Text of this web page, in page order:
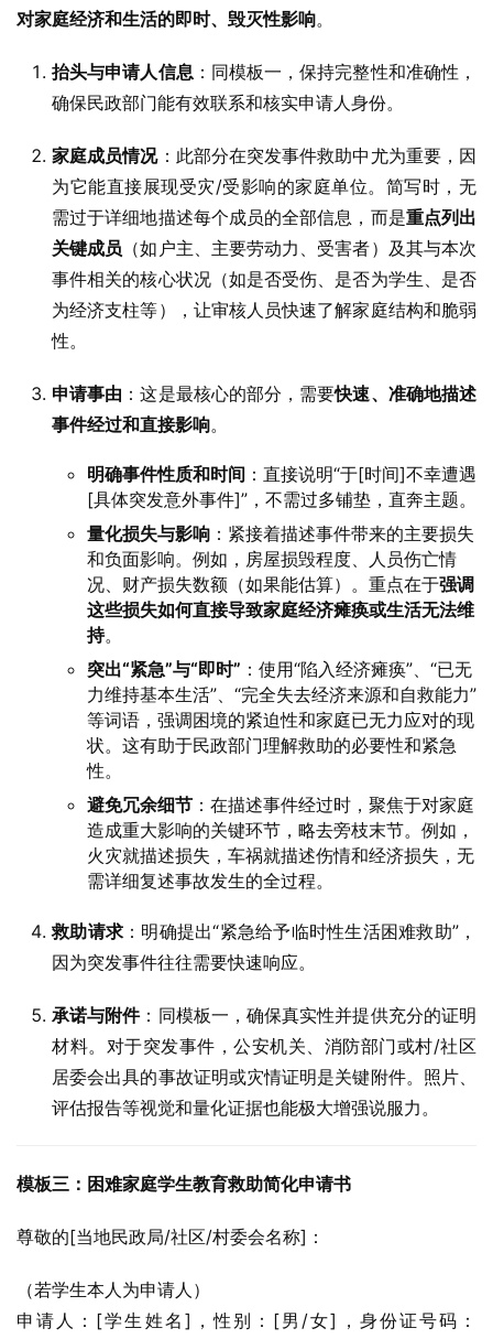
对家庭经济和生活的即时、毁灭性影响。
抬头与申请人信息：同模板一，保持完整性和准确性，
确保民政部门能有效联系和核实申请人身份。
家庭成员情况：此部分在突发事件救助中尤为重要，因
为它能直接展现受灾/受影响的家庭单位。简写时，无
需过于详细地描述每个成员的全部信息，而是重点列出
关键成员 （如户主、主要劳动力、受害者）及其与本次
事件相关的核心状况（如是否受伤、是否为学生、是否
为经济支柱等），让审核人员快速了解家庭结构和脆弱
性。
申请事由 ：这是最核心的部分，需要快速、准确地描述
事件经过和直接影响。
明确事件性质和时间 ：直接说明“于[时间]不幸遭遇
[具体突发意外事件]”，不需过多铺垫，直奔主题。
量化损失与影响 ：紧接着描述事件带来的主要损失
和负面影响。例如，房屋损毁程度、人员伤亡情
况、财产损失数额（如果能估算）。重点在于强调
这些损失如何直接导致家庭经济瘫痪或生活无法维
持。
突出“紧急”与“即时” ：使用“陷入经济瘫痪”、“已无
力维持基本生活”、“完全失去经济来源和自救能力”
等词语，强调困境的紧迫性和家庭已无力应对的现
状。这有助于民政部门理解救助的必要性和紧急
性。
避免冗余细节 ：在描述事件经过时，聚焦于对家庭
造成重大影响的关键环节，略去旁枝末节。例如，
火灾就描述损失，车祸就描述伤情和经济损失，无
需详细复述事故发生的全过程。
救助请求：明确提出“紧急给予临时性生活困难救助”，
因为突发事件往往需要快速响应。
承诺与附件：同模板一，确保真实性并提供充分的证明
材料。对于突发事件，公安机关、消防部门或村/社区
居委会出具的事故证明或灾情证明是关键附件。照片、
评估报告等视觉和量化证据也能极大增强说服力。
模板三：困难家庭学生教育救助简化申请书
尊敬的[当地民政局/社区/村委会名称]：
（若学生本人为申请人）
申请人：[学生姓名]，性别：[男/女]，身份证号码：